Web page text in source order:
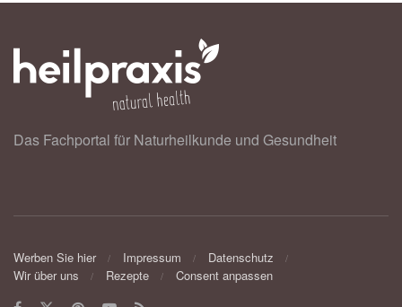
Das Fachportal für Naturheilkunde und Gesundheit
Werben Sie hier Impressum
Datenschutz
Wir über uns
Rezepte Consent anpassen